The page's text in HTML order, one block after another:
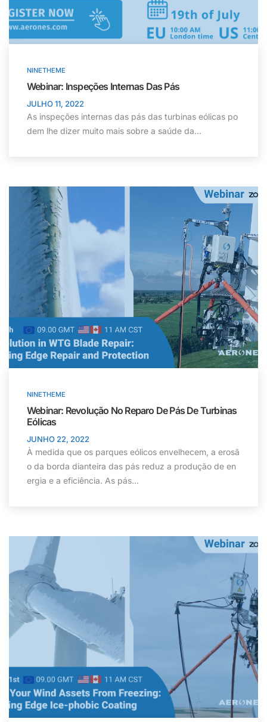
NINETHEME
Webinar: Inspeções Internas Das Pás
JULHO 11, 2022
As inspeções internas das pás das turbinas eólicas po
dem lhe dizer muito mais sobre a saúde da...
NINETHEME
Webinar: Revolução No Reparo De Pás De Turbinas
Eólicas
JUNHO 22, 2022
À medida que os parques eólicos envelhecem, a erosã
o da borda dianteira das pás reduz a produção de en
ergia e a eficiência. As pás...